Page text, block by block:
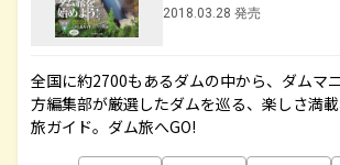
2018.03.28 発売
全国に約2700もあるダムの中から、ダムマ
方編集部が厳選したダムを巡る、楽しさ満
旅ガイド。ダム旅へGO!